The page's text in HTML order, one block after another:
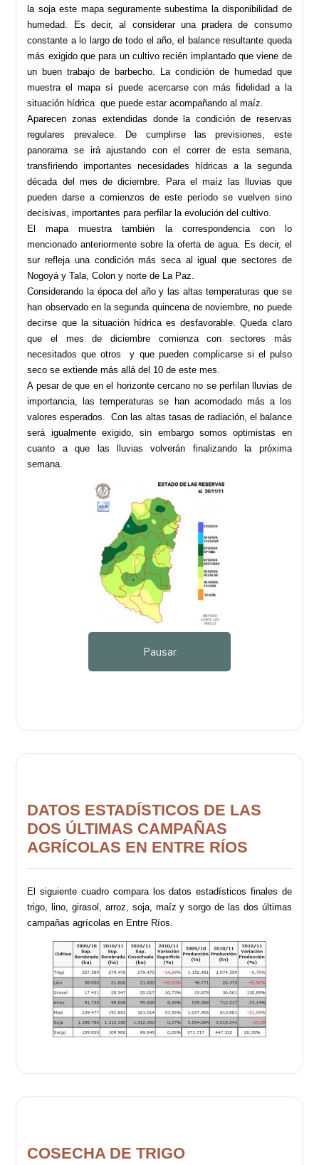
la soja este mapa seguramente subestima la disponibilidad de
humedad. Es decir, al considerar una pradera de consumo
constante a lo largo de todo el año, el balance resultante queda
más exigido que para un cultivo recién implantado que viene de
un buen trabajo de barbecho. La condición de humedad que
muestra el mapa sí puede acercarse con más fidelidad a la
situación hídrica que puede estar acompañando al maíz.
Aparecen zonas extendidas donde la condición de reservas
regulares prevalece. De cumplirse las previsiones, este
panorama se irá ajustando con el correr de esta semana,
transfiriendo importantes necesidades hídricas a la segunda
década del mes de diciembre. Para el maíz las lluvias que
pueden darse a comienzos de este período se vuelven sino
decisivas, importantes para perfilar la evolución del cultivo.
El mapa muestra también la correspondencia con lo
mencionado anteriormente sobre la oferta de agua. Es decir, el
sur refleja una condición más seca al igual que sectores de
Nogoyá y Tala, Colon y norte de La Paz.
Considerando la época del año y las altas temperaturas que se
han observado en la segunda quincena de noviembre, no puede
decirse que la situación hídrica es desfavorable. Queda claro
que el mes de diciembre comienza con sectores más
necesitados que otros y que pueden complicarse si el pulso
seco se extiende más allá del 10 de este mes.
A pesar de que en el horizonte cercano no se perfilan lluvias de
importancia, las temperaturas se han acomodado más a los
valores esperados. Con las altas tasas de radiación, el balance
será igualmente exigido, sin embargo somos optimistas en
cuanto a que las lluvias volverán finalizando la próxima
semana.
Pausar
DATOS ESTADÍSTICOS DE LAS
DOS ÚLTIMAS CAMPAÑAS
AGRÍCOLAS EN ENTRE RÍOS
El siguiente cuadro compara los datos estadísticos finales de
trigo, lino, girasol, arroz, soja, maíz y sorgo de las dos últimas
campañas agrícolas en Entre Ríos.
COSECHA DE TRIGO